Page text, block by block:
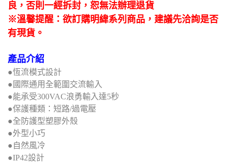
良，否則一經拆封，恕無法辦理退貨
※溫馨提醒：欲訂購明緯系列商品，建議先洽詢是否
有現貨。
產品介紹
●恆流模式設計
●國際通用全範圍交流輸入
●能承受300VAC浪勇輸入達5秒
●保護種類：短路/過電壓
●全防護型塑膠外殼
●外型小巧
●自然風冷
●IP42設計